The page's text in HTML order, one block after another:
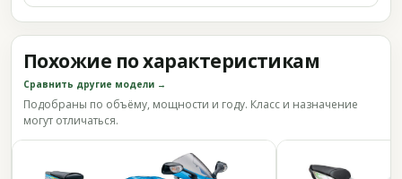
Похожие по характеристикам
Сравнить другие модели →
Подобраны по объёму, мощности и году. Класс и назначение
могут отличаться.